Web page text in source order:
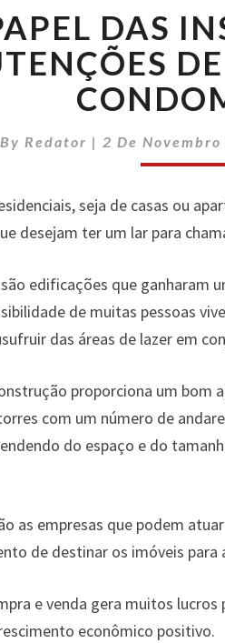
DAS
E
DE
DAS
By Redator | 2 De
seja de casas ou
desejam ter um lar para
edificações que ganharam
de muitas pessoas
das áreas de lazer em
proporciona um
com um número de
do espaço e do
as empresas que podem
de destinar os imóveis para
e venda gera muitos
econômico positivo.